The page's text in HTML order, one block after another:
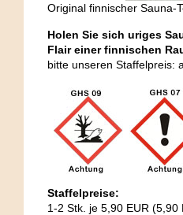
Original finnischer Sauna-
Holen Sie sich uriges
Flair einer finnischen
bitte unseren Staffelpreis:
Staffelpreise:
1-2 Stk. je 5,90 EUR (5,90